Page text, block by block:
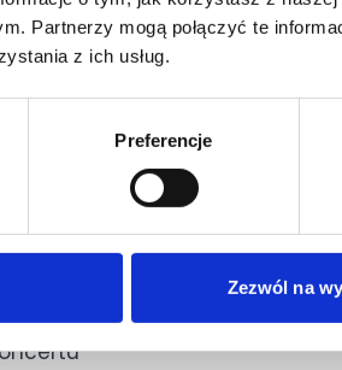
Partnerzy mogą połączyć te
z ich usług.
Preferencje
Zezwól na
Koncerty Still Of The
i gitarowych solówek, w
Białystok